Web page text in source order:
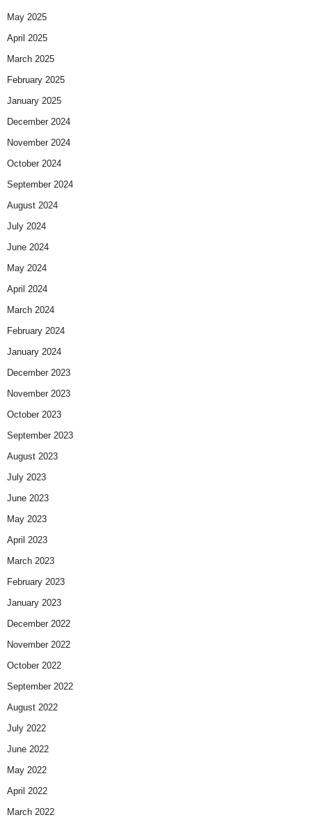
May 2025
April 2025
March 2025
February 2025
January 2025
December 2024
November 2024
October 2024
September 2024
August 2024
July 2024
June 2024
May 2024
April 2024
March 2024
February 2024
January 2024
December 2023
November 2023
October 2023
September 2023
August 2023
July 2023
June 2023
May 2023
April 2023
March 2023
February 2023
January 2023
December 2022
November 2022
October 2022
September 2022
August 2022
July 2022
June 2022
May 2022
April 2022
March 2022